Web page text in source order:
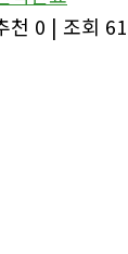
천 0 | 조회 61